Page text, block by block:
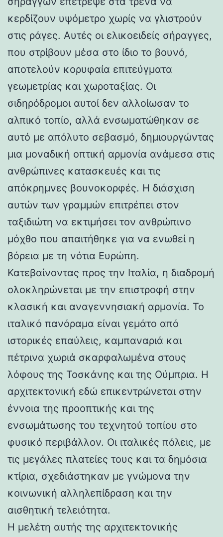
κερδίζουν υψόμετρο χωρίς να γλιστρούν
στις ράγες. Αυτές οι ελικοειδείς σήραγγες,
που στρίβουν μέσα στο ίδιο το βουνό,
αποτελούν κορυφαία επιτεύγματα
γεωμετρίας και χωροταξίας. Οι
σιδηρόδρομοι αυτοί δεν αλλοίωσαν το
αλπικό τοπίο, αλλά ενσωματώθηκαν σε
αυτό με απόλυτο σεβασμό, δημιουργώντας
μια μοναδική οπτική αρμονία ανάμεσα στις
ανθρώπινες κατασκευές και τις
απόκρημνες βουνοκορφές. Η διάσχιση
αυτών των γραμμών επιτρέπει στον
ταξιδιώτη να εκτιμήσει τον ανθρώπινο
μόχθο που απαιτήθηκε για να ενωθεί η
βόρεια με τη νότια Ευρώπη.
Κατεβαίνοντας προς την Ιταλία, η διαδρομή
ολοκληρώνεται με την επιστροφή στην
κλασική και αναγεννησιακή αρμονία. Το
ιταλικό πανόραμα είναι γεμάτο από
ιστορικές επαύλεις, καμπαναριά και
πέτρινα χωριά σκαρφαλωμένα στους
λόφους της Τοσκάνης και της Ούμπρια. Η
αρχιτεκτονική εδώ επικεντρώνεται στην
έννοια της προοπτικής και της
ενσωμάτωσης του τεχνητού τοπίου στο
φυσικό περιβάλλον. Οι ιταλικές πόλεις, με
τις μεγάλες πλατείες τους και τα δημόσια
κτίρια, σχεδιάστηκαν με γνώμονα την
κοινωνική αλληλεπίδραση και την
αισθητική τελειότητα.
Η μελέτη αυτής της αρχιτεκτονικής